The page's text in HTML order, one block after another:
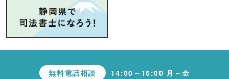
無料電話相談 14:00～16:00 月～金